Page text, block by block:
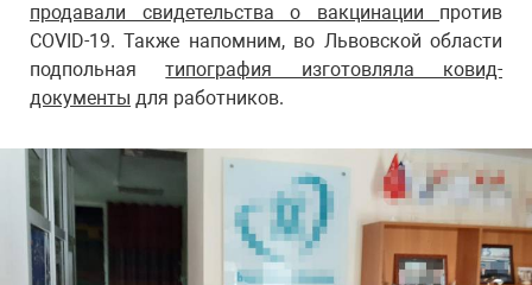
продавали свидетельства о вакцинации против
COVID-19. Также напомним, во Львовской области
подпольнаятипография изготовляла ковид-
документы для работников.